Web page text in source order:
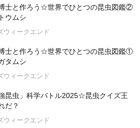
タ先生】
科卒業。数学教師芸人。お笑い芸人
中。テレビ・YouTube・リアル授
などを通じて「算数・数学嫌い」を
2016年に『日本お笑い数学協会』を
年に開設した世界一楽しい授業チャ
は登録者22万人超え。書籍『笑
『笑う数学』(KADOKAWA),『小
室』（フォレスト出版）など。
：https://www.takata-anzan.com/
士と作ろう☆世界でひとつの昆虫図鑑②
ウムシ
ウィークエンド
士と作ろう☆世界でひとつの昆虫図鑑①
タムシ
ウィークエンド
昆虫」科学バトル2025☆昆虫クイズ王
だ？
ウィークエンド